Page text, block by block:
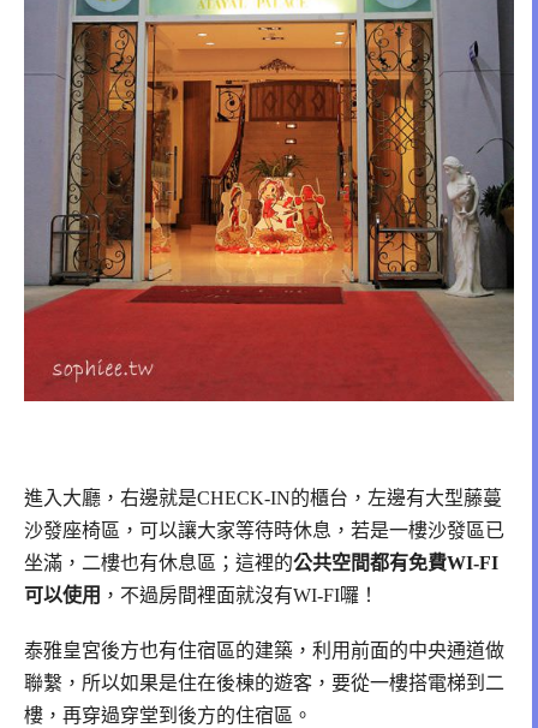
進入大廳，右邊就是CHECK-IN的櫃台，左邊有大型藤蔓
沙發座椅區，可以讓大家等待時休息，若是一樓沙發區已
坐滿，二樓也有休息區；這裡的公共空間都有免費WI-FI
可以使用 ，不過房間裡面就沒有WI-FI囉！
泰雅皇宮後方也有住宿區的建築，利用前面的中央通道做
聯繫， 所以如果是住在後棟的遊客，要從一樓搭電梯到二
樓，再穿過穿堂到後方的住宿區。